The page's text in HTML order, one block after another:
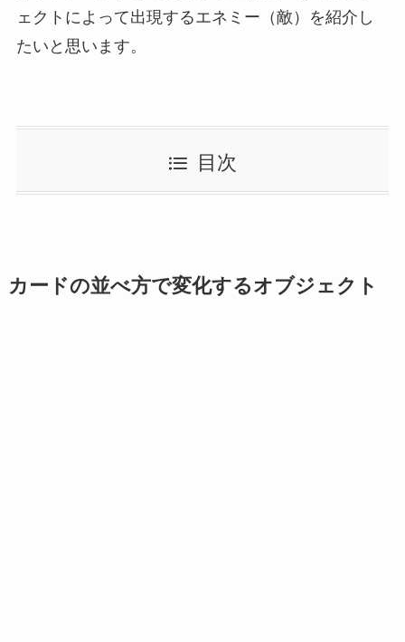
ェクトによって出現するエネミー（敵）を紹介し
たいと思います。
目次
カードの並べ方で変化するオブジェクト